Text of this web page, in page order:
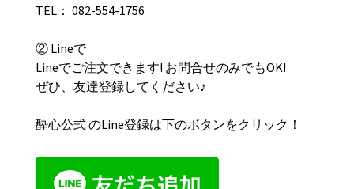
TEL： 082-554-1756
② Lineで
Lineでご注文できます! お問合せのみでもOK!
ぜひ、友達登録してください♪
酔心公式 のLine登録は下のボタンをクリック！